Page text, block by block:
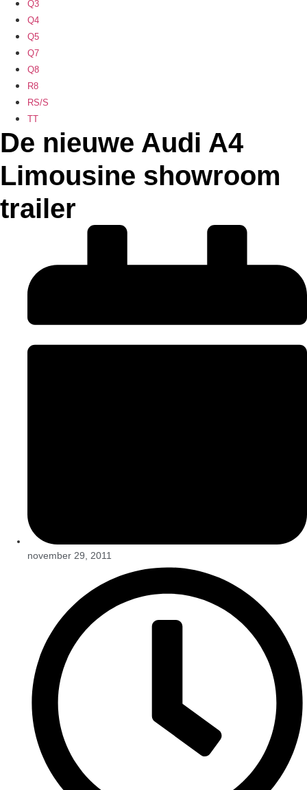
Q3
Q4
Q5
Q7
Q8
R8
RS/S
TT
De nieuwe Audi A4
Limousine showroom
trailer
november 29, 2011